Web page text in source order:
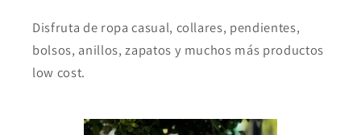
Disfruta de ropa casual, collares, pendientes,
bolsos, anillos, zapatos y muchos más productos
low cost.